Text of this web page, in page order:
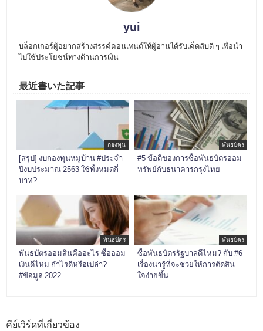
yui
บล็อกเกอร์ผู้อยากสร้างสรรค์คอนเทนต์ให้ผู้อ่านได้รับเค็ดลับดี ๆ เพื่อนำ
ไปใช้ประโยชน์ทางด้านการเงิน
最近書いた記事
กองทุน
[สรุป] งบกองทุนหมู่บ้าน #ประจำ
ปีงบประมาณ 2563 ใช้ทั้งหมดกี่
บาท?
พันธบัตร
#5 ข้อดีของการซื้อพันธบัตรออม
ทรัพย์กับธนาคารกรุงไทย
พันธบัตร
พันธบัตรออมสินคืออะไร ซื้อออม
เงินดีไหม กำไรดีหรือเปล่า?
#ข้อมูล 2022
พันธบัตร
ซื้อพันธบัตรรัฐบาลดีไหม? กับ #6
เรื่องน่ารู้ที่จะช่วยให้การตัดสิน
ใจง่ายขึ้น
คีย์เวิร์ดที่เกี่ยวข้อง